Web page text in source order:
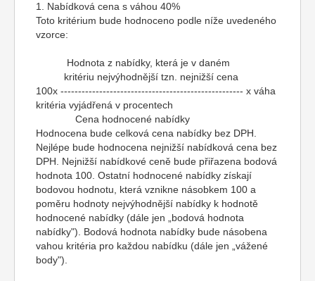
1. Nabídková cena s váhou 40%
Toto kritérium bude hodnoceno podle níže uvedeného
vzorce:
Hodnota z nabídky, která je v daném
kritériu nejvýhodnější tzn. nejnižší cena
100x ---------------------------------------------------- x váha
kritéria vyjádřená v procentech
Cena hodnocené nabídky
Hodnocena bude celková cena nabídky bez DPH.
Nejlépe bude hodnocena nejnižší nabídková cena bez
DPH. Nejnižší nabídkové ceně bude přiřazena bodová
hodnota 100. Ostatní hodnocené nabídky získají
bodovou hodnotu, která vznikne násobkem 100 a
poměru hodnoty nejvýhodnější nabídky k hodnotě
hodnocené nabídky (dále jen „bodová hodnota
nabídky"). Bodová hodnota nabídky bude násobena
vahou kritéria pro každou nabídku (dále jen „vážené
body").